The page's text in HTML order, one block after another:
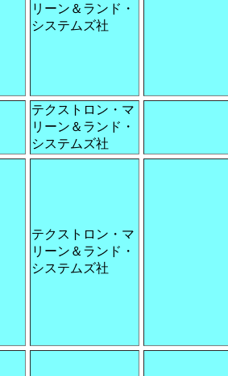
リーン＆ランド・
システムズ社
テクストロン・マ
リーン＆ランド・
システムズ社
テクストロン・マ
リーン＆ランド・
システムズ社